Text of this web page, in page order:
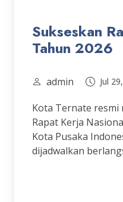
Sukseskan
Tahun 2026
admin Jul
Kota Ternate resmi
Rapat Kerja
Kota Pusaka
dijadwalkan